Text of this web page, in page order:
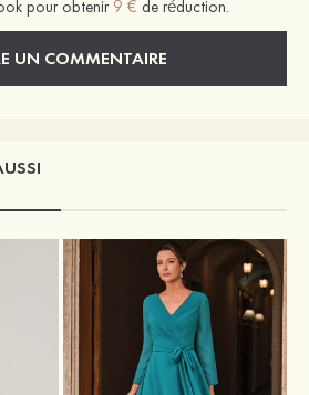
pour obtenir 9 € de réduction.
UN COMMENTAIRE